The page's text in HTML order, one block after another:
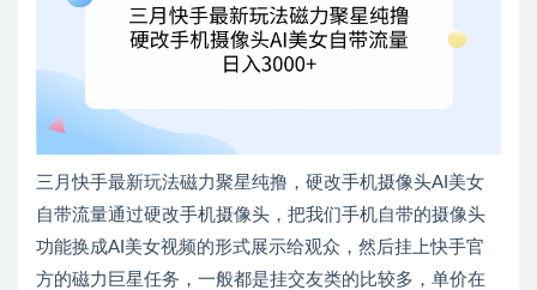
三月快手最新玩法磁力聚星纯撸，硬改手机摄像头AI美女
自带流量通过硬改手机摄像头，把我们手机自带的摄像头
功能换成AI美女视频的形式展示给观众，然后挂上快手官
方的磁力巨星任务，一般都是挂交友类的比较多，单价在